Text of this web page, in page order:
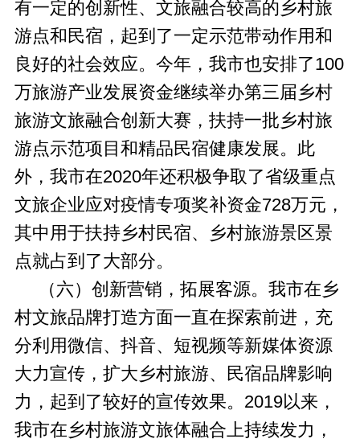
有一定的创新性、文旅融合较高的乡村旅
游点和民宿，起到了一定示范带动作用和
良好的社会效应。今年，我市也安排了100
万旅游产业发展资金继续举办第三届乡村
旅游文旅融合创新大赛，扶持一批乡村旅
游点示范项目和精品民宿健康发展。此
外，我市在2020年还积极争取了省级重点
文旅企业应对疫情专项奖补资金728万元，
其中用于扶持乡村民宿、乡村旅游景区景
点就占到了大部分。
（六）创新营销，拓展客源。我市在乡
村文旅品牌打造方面一直在探索前进，充
分利用微信、抖音、短视频等新媒体资源
大力宣传，扩大乡村旅游、民宿品牌影响
力，起到了较好的宣传效果。2019以来，
我市在乡村旅游文旅体融合上持续发力，